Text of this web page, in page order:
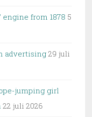
engine from 1878 5
advertising 29 juli
jumping girl
22 juli 2026